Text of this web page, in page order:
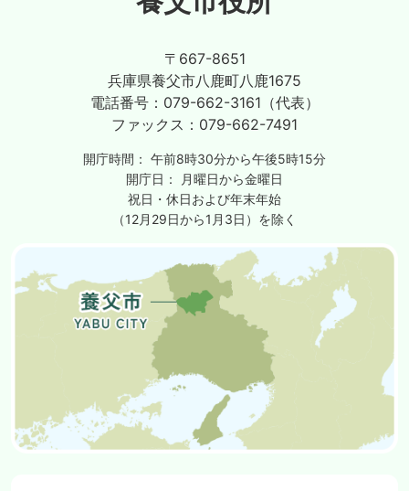
〒667-8651
兵庫県養父市八鹿町八鹿1675
電話番号： 079-662-3161（代表）
ファックス： 079-662-7491
開庁時間： 午前8時30分から午後5時15分
開庁日：
月曜日から金曜日
祝日・休日および年末年始
（12月29日から1月3日）を除く